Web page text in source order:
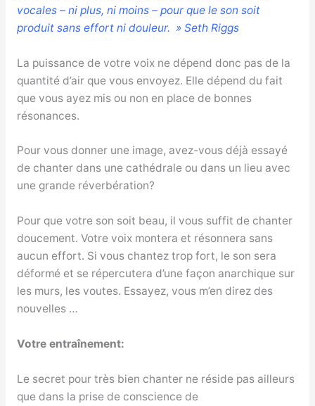
vocales – ni plus, ni moins – pour que le son soit
produit sans effort ni douleur. » Seth Riggs
La puissance de votre voix ne dépend donc pas de la
quantité d’air que vous envoyez. Elle dépend du fait
que vous ayez mis ou non en place de bonnes
résonances.
Pour vous donner une image, avez-vous déjà essayé
de chanter dans une cathédrale ou dans un lieu avec
une grande réverbération?
Pour que votre son soit beau, il vous suffit de chanter
doucement. Votre voix montera et résonnera sans
aucun effort. Si vous chantez trop fort, le son sera
déformé et se répercutera d’une façon anarchique sur
les murs, les voutes. Essayez, vous m’en direz des
nouvelles …
Votre entraînement:
Le secret pour très bien chanter ne réside pas ailleurs
que dans la prise de conscience de